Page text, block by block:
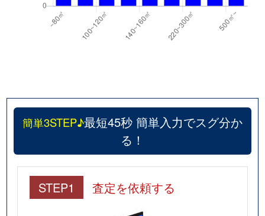
簡単3STEP♪最短45秒 簡単入力でスグ分か
る！
STEP1 査定を依頼する